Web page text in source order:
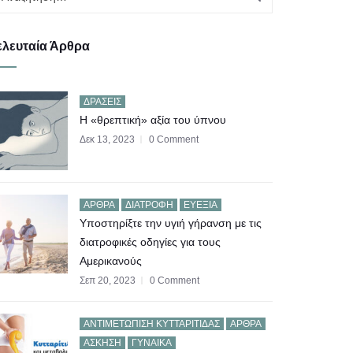
Άρθρα
ΔΡΆΣΕΙΣ
Η «θρεπτική» αξία του ύπνου
Δεκ 13, 2023 0 Comment
ΆΡΘΡΑ ΔΙΑΤΡΟΦΉ ΕΥΕΞΊΑ
Υποστηρίξτε την υγιή γήρανση με τις
διατροφικές οδηγίες για τους
Αμερικανούς
Σεπ 20, 2023 0 Comment
AΝΤΙΜΕΤΏΠΙΣΗ ΚΥΤΤΑΡΊΤΙΔΑΣ
ΆΡΘΡΑ
ΆΣΚΗΣΗ
ΓΥΝΑΊΚΑ